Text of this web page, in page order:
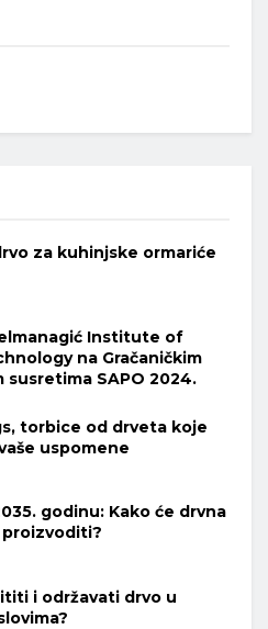
za kuhinjske ormariće
Institute of
na Gračaničkim
susretima SAPO 2024.
torbice od drveta koje
uspomene
godinu: Kako će drvna
i održavati drvo u